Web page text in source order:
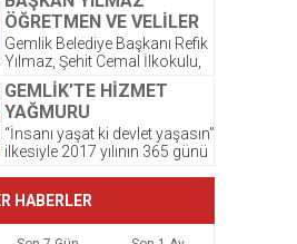
kaynaklanacak kirlilikten
korunması amacıyla...
ÖĞRETMEN VE VELİLER
İLE BİR ARAYA GELDİ
Gemlik Belediye Başkanı Refik
Yılmaz, Şehit Cemal İlkokulu,
Okul Aile Birliğinin düzenlemiş
olduğu kahvaltı programına...
GEMLİK’TE HİZMET
YAĞMURU
“İnsanı yaşat ki devlet yaşasın”
ilkesiyle 2017 yılının 365 günü
HABERLER